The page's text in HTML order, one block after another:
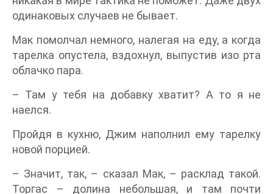
одинаковых случаев не бывает.
Мак помолчал немного, налегая на еду, а когда
тарелка опустела, вздохнул, выпустив изо рта
облачко пара.
– Там у тебя на добавку хватит? А то я не
наелся.
Пройдя в кухню, Джим наполнил ему тарелку
новой порцией.
– Значит, так, – сказал Мак, – расклад такой.
Торгас – долина небольшая, и там почти